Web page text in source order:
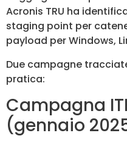
Acronis TRU ha
staging point per
payload per Windows,
Due campagne
pratica:
Campagna
(gennaio